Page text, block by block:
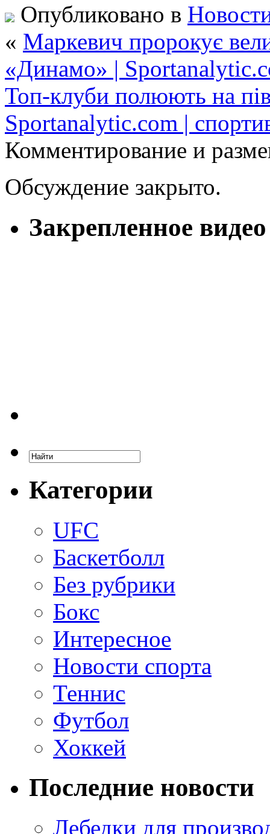
Опубликовано в
« Маркевич пророкує
«Динамо» |
Топ-клуби полюють на
Sportanalytic.com |
Комментирование и
Обсуждение закрыто.
Закрепленное видео
Категории
UFC
Баскетболл
Без рубрики
Бокс
Интересное
Новости спорта
Теннис
Футбол
Хоккей
Последние новости
Лебедки для